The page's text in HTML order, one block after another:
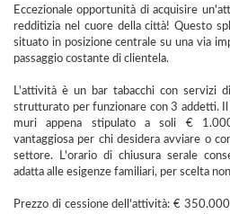
Eccezionale opportunità di acquisire
redditizia nel cuore della città! Questo
situato in posizione centrale su una via
passaggio costante di clientela.
L'attività è un bar tabacchi con servizi
strutturato per funzionare con 3 addetti.
muri appena stipulato a soli €
vantaggiosa per chi desidera avviare o
settore. L'orario di chiusura serale
adatta alle esigenze familiari, per scelta
Prezzo di cessione dell'attività: €